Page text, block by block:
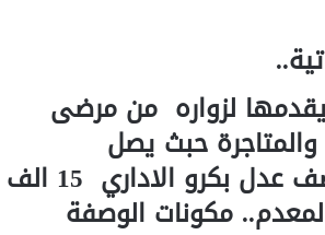
لزواره من مرضى
والمتاجرة حبث يصل
سعر وصفة دواء حمى الملاريا في مستوصف عدل بكرو الاداري 15 الف
مكونات الوصفة